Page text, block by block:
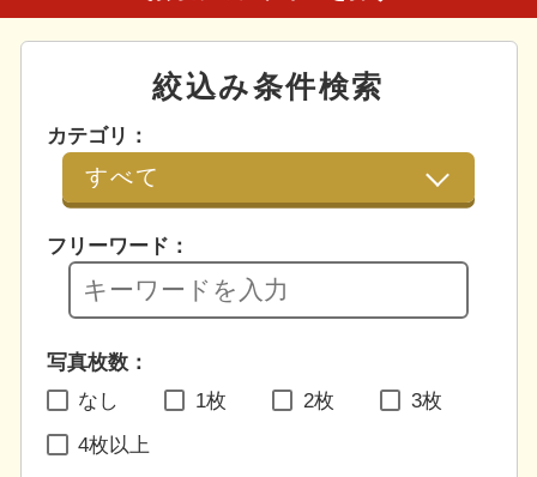
絞込み条件検索
カテゴリ：
フリーワード：
写真枚数：
なし
1枚 2枚 3枚
4枚以上